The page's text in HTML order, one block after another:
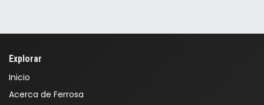
Explorar
Inicio
Acerca de Ferrosa